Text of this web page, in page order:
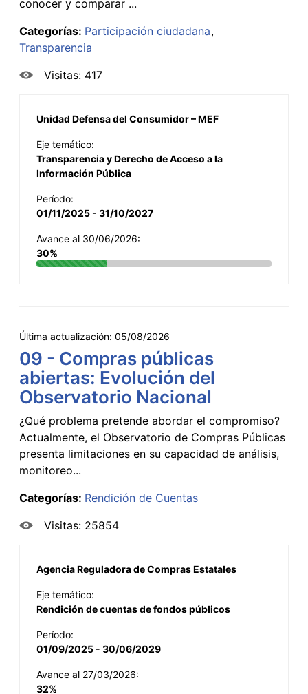
conocer y comparar ...
Categorías: Participación ciudadana
Transparencia
Visitas: 417
Unidad Defensa del Consumidor – MEF
Eje temático:
Transparencia y Derecho de Acceso a la
Información Pública
Período:
01/11/2025 - 31/10/2027
Avance al 30/06/2026:
30%
Última actualización: 05/08/2026
09 - Compras públicas
abiertas: Evolución del
Observatorio Nacional
¿Qué problema pretende abordar el compromiso?
Actualmente, el Observatorio de Compras Públicas
presenta limitaciones en su capacidad de análisis,
monitoreo...
Categorías: Rendición de Cuentas
Visitas: 25854
Agencia Reguladora de Compras Estatales
Eje temático:
Rendición de cuentas de fondos públicos
Período:
01/09/2025 - 30/06/2029
Avance al 27/03/2026:
32%